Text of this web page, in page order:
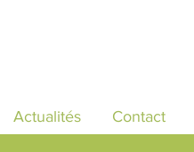
Actualités Contact